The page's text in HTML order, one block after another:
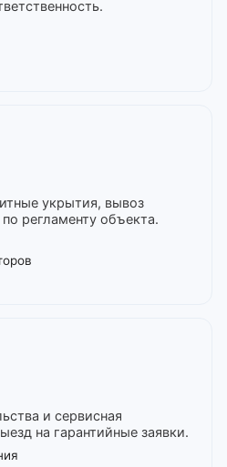
укрытия, вывоз
регламенту объекта.
и сервисная
на гарантийные заявки.